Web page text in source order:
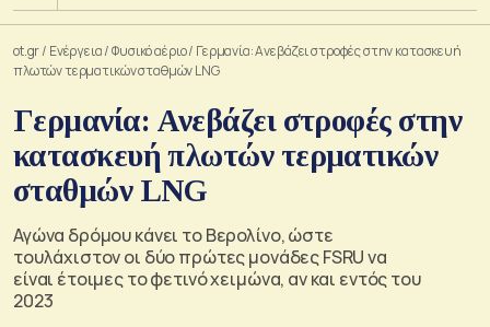
ot.gr/ Ενέργεια/Φυσικό αέριο/ Γερμανία: Ανεβάζει στροφές στην κατασκευή
πλωτών τερματικών σταθμών LNG
Γερμανία: Ανεβάζει στροφές στην
κατασκευή πλωτών τερματικών
σταθμών LNG
Αγώνα δρόμου κάνει το Βερολίνο, ώστε
τουλάχιστον οι δύο πρώτες μονάδες FSRU να
είναι έτοιμες το φετινό χειμώνα, αν και εντός του
2023